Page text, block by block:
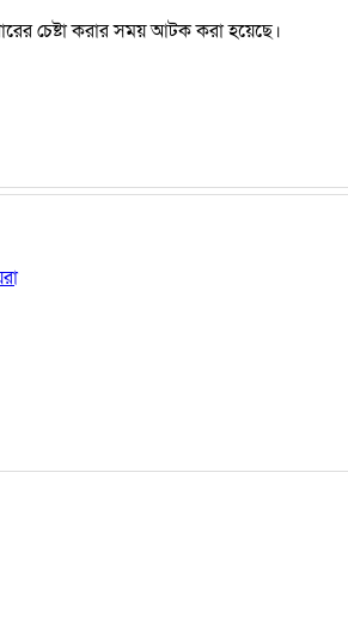
চেষ্টা করার সময় আটক করা হয়েছে।